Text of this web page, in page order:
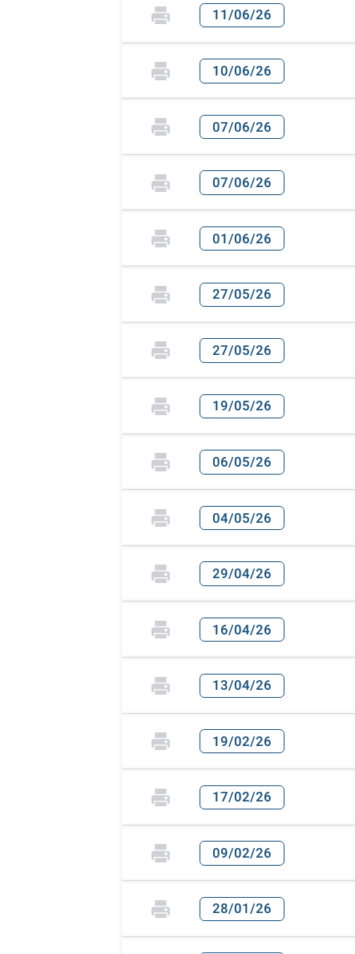
11/06/26
10/06/26
07/06/26
07/06/26
01/06/26
27/05/26
27/05/26
19/05/26
06/05/26
04/05/26
29/04/26
16/04/26
13/04/26
19/02/26
17/02/26
09/02/26
28/01/26